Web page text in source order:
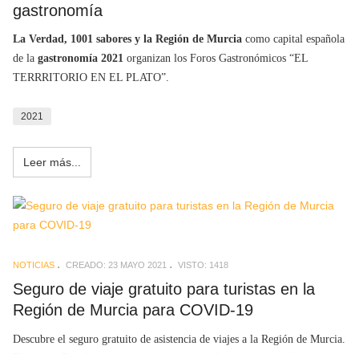
gastronomía
La Verdad, 1001 sabores y la Región de Murcia como capital española
de la gastronomía 2021 organizan los Foros Gastronómicos “EL
TERRRITORIO EN EL PLATO”.
2021
Leer más...
NOTICIAS CREADO: 23 MAYO 2021 VISTO: 1418
Seguro de viaje gratuito para turistas en la
Región de Murcia para COVID-19
Descubre el seguro gratuito de asistencia de viajes a la Región de Murcia.